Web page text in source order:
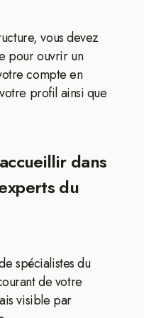
vous devez
pour ouvrir un
compte en
profil ainsi que
dans
du
spécialistes du
de votre
visible par